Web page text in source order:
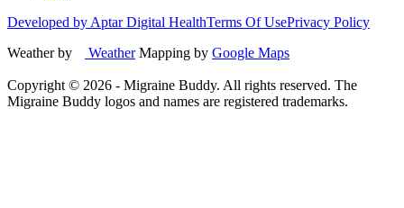
Developed by Aptar Digital HealthTerms Of UsePrivacy Policy
Weather by
WeatherMapping by Google Maps
Copyright © 2026 - Migraine Buddy. All rights reserved. The
Migraine Buddy logos and names are registered trademarks.